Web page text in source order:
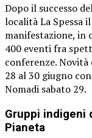
Dopo il successo
località La Spessa
manifestazione, in
400 eventi fra
conferenze. Novità
28 al 30 giugno
Nomadi sabato 29.
Gruppi indigeni
Pianeta